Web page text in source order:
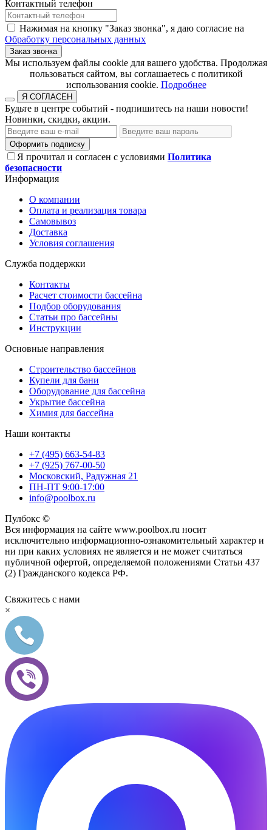
Контактный телефон
Нажимая на кнопку "Заказ звонка", я даю согласие на
Обработку персональных данных
Заказ звонка
​​​​​​​Мы используем файлы cookie для вашего удобства. Продолжая
пользоваться сайтом, вы соглашаетесь с политикой
использования cookie.​​​​​​​ Подробнее
Я СОГЛАСЕН
Будьте в центре событий - подпишитесь на наши новости!
Новинки, скидки, акции.
Оформить подписку
Я прочитал и согласен с условиями Политика
безопасности
Информация
О компании
Оплата и реализация товара
Самовывоз
Доставка
Условия соглашения
Служба поддержки
Контакты
Расчет стоимости бассейна
Подбор оборудования
Статьи про бассейны
Инструкции
Основные направления
Строительство бассейнов
Купели для бани
Оборудование для бассейна
Укрытие бассейна
Химия для бассейна
Наши контакты
+7 (495) 663-54-83
+7 (925) 767-00-50
Московский, Радужная 21
ПН-ПТ 9:00-17:00
info@poolbox.ru
Пулбокс ©
Вся информация на сайте www.poolbox.ru носит
исключительно информационно-ознакомительный характер и
ни при каких условиях не является и не может считаться
публичной офертой, определяемой положениями Статьи 437
(2) Гражданского кодекса РФ.
Свяжитесь с нами
×